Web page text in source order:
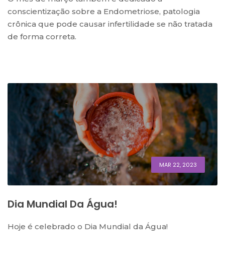
conscientização sobre a Endometriose, patologia
crônica que pode causar infertilidade se não tratada
de forma correta.
MAR 22, 2023
Dia Mundial Da Água!
Hoje é celebrado o Dia Mundial da Água!